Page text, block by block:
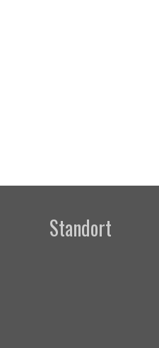
Standort